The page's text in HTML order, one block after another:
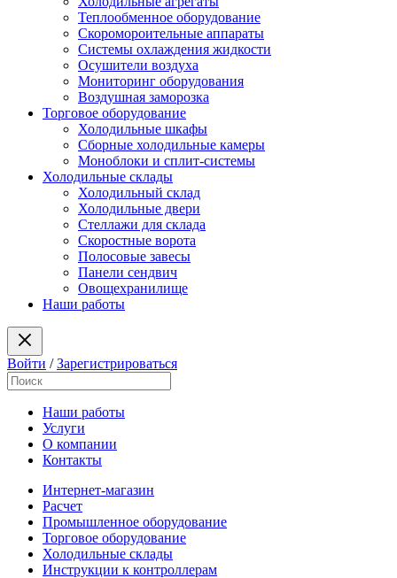
Теплообменное оборудование
Скоромороительные аппараты
Системы охлаждения жидкости
Осушители воздуха
Мониторинг оборудования
Воздушная заморозка
Торговое оборудование
Холодильные шкафы
Сборные холодильные камеры
Моноблоки и сплит-системы
Холодильные склады
Холодильный склад
Холодильные двери
Стеллажи для склада
Скоростные ворота
Полосовые завесы
Панели сендвич
Овощехранилище
Наши работы
Войти /Зарегистрироваться
Наши работы
Услуги
О компании
Контакты
Интернет-магазин
Расчет
Промышленное оборудование
Торговое оборудование
Холодильные склады
Инструкции к контроллерам